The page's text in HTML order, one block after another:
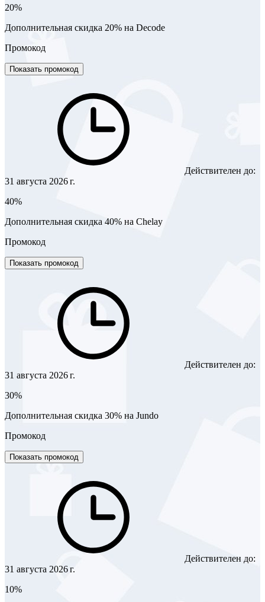
20%
Дополнительная скидка 20% на Decode
Промокод
Показать промокод
Действителен до:
31 августа 2026 г.
40%
Дополнительная скидка 40% на Chelay
Промокод
Показать промокод
Действителен до:
31 августа 2026 г.
30%
Дополнительная скидка 30% на Jundo
Промокод
Показать промокод
Действителен до:
31 августа 2026 г.
10%